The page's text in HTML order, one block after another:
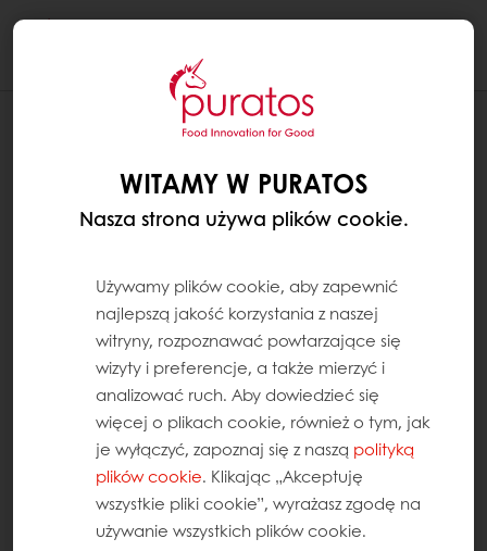
WITAMY W PURATOS
Nasza strona używa plików cookie.
Używamy plików cookie, aby zapewnić
najlepszą jakość korzystania z naszej
witryny, rozpoznawać powtarzające się
wizyty i preferencje, a także mierzyć i
analizować ruch. Aby dowiedzieć się
więcej o plikach cookie, również o tym, jak
je wyłączyć, zapoznaj się z naszą polityką
plików cookie. Klikając „Akceptuję
wszystkie pliki cookie”, wyrażasz zgodę na
używanie wszystkich plików cookie.